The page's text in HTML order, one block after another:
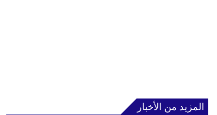
المزيد من الأخبار